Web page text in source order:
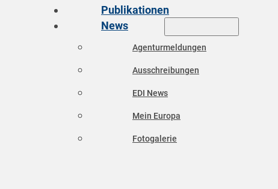
Publikationen
News
Agenturmeldungen
Ausschreibungen
EDI News
Mein Europa
Fotogalerie